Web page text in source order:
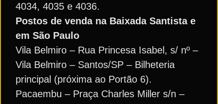
4034, 4035 e 4036.
Postos de venda na Baixada Santista e
em São Paulo
Vila Belmiro – Rua Princesa Isabel, s/ nº –
Vila Belmiro – Santos/SP – Bilheteria
principal (próxima ao Portão 6).
Pacaembu – Praça Charles Miller s/n –